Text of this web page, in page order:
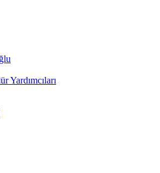
Yardımcıları